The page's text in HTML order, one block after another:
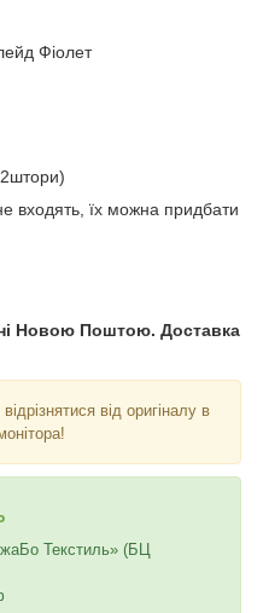
Фіолет
входять, їх можна придбати
Новою Поштою. Доставка
від оригіналу в
Текстиль» (БЦ